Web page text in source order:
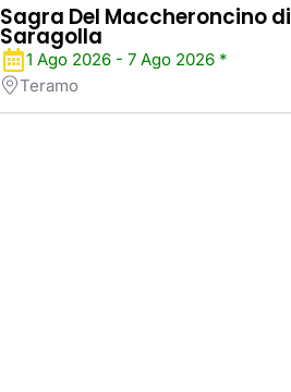
Sagra Del Maccheroncino di
Saragolla
1 Ago 2026 - 7 Ago 2026 *
Teramo